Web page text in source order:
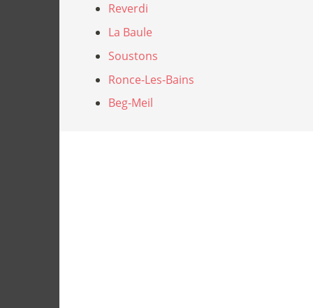
Reverdi
La Baule
Soustons
Ronce-Les-Bains
Beg-Meil